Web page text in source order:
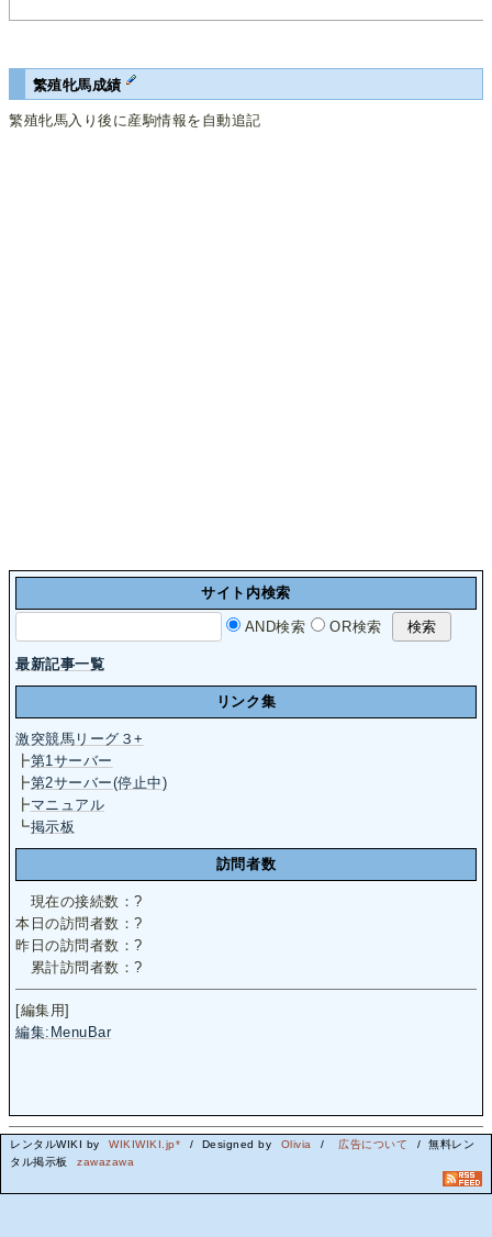
繁殖牝馬成績
繁殖牝馬入り後に産駒情報を自動追記
サイト内検索
AND検索 OR検索
最新記事一覧
リンク集
激突競馬リーグ３+
┣第1サーバー
┣第2サーバー(停止中)
┣マニュアル
┗掲示板
訪問者数
現在の接続数：?
本日の訪問者数：?
昨日の訪問者数：?
累計訪問者数：?
[編集用]
編集:MenuBar
レンタルWIKI by WIKIWIKI.jp* / Designed by Olivia / 広告について
/ 無料レン
タル掲示板
zawazawa